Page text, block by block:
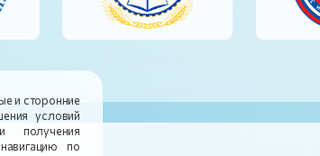
и сторонние
условий
получения
по